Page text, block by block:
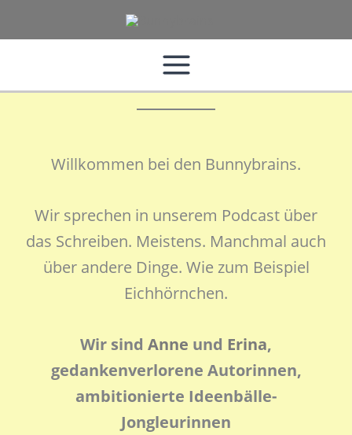
Willkommen bei den Bunnybrains.
Wir sprechen in unserem Podcast über
das Schreiben. Meistens. Manchmal auch
über andere Dinge. Wie zum Beispiel
Eichhörnchen.
Wir sind Anne und Erina,
gedankenverlorene Autorinnen,
ambitionierte Ideenbälle-
Jongleurinnen